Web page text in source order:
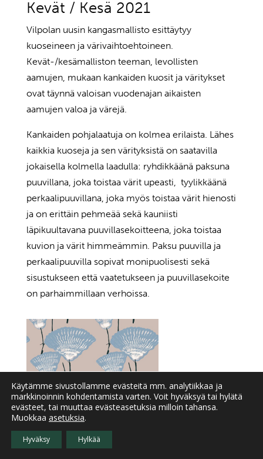
Kevät / Kesä 2021
Vilpolan uusin kangasmallisto esittäytyy
kuoseineen ja värivaihtoehtoineen.
Kevät-/kesämalliston teeman, levollisten
aamujen, mukaan kankaiden kuosit ja väritykset
ovat täynnä valoisan vuodenajan aikaisten
aamujen valoa ja värejä.
Kankaiden pohjalaatuja on kolmea erilaista. Lähes
kaikkia kuoseja ja sen värityksistä on saatavilla
jokaisella kolmella laadulla: ryhdikkäänä paksuna
puuvillana, joka toistaa värit upeasti, tyylikkäänä
perkaalipuuvillana, joka myös toistaa värit hienosti
ja on erittäin pehmeää sekä kauniisti
läpikuultavana puuvillasekoitteena, joka toistaa
kuvion ja värit himmeämmin. Paksu puuvilla ja
perkaalipuuvilla sopivat monipuolisesti sekä
sisustukseen että vaatetukseen ja puuvillasekoite
on parhaimmillaan verhoissa.
Käytämme sivustollamme evästeitä mm. analytiikkaa ja
markkinoinnin kohdentamista varten. Voit hyväksyä tai hylätä
evästeet, tai muuttaa evästeasetuksia milloin tahansa.
Muokkaa asetuksia.
Hyväksy Hylkää